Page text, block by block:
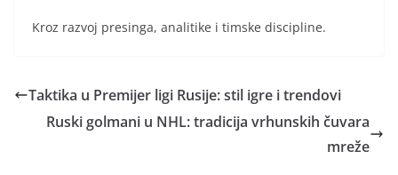
Kroz razvoj presinga, analitike i timske discipline.
Taktika u Premijer ligi Rusije: stil igre i trendovi
Ruski golmani u NHL: tradicija vrhunskih čuvara
mreže